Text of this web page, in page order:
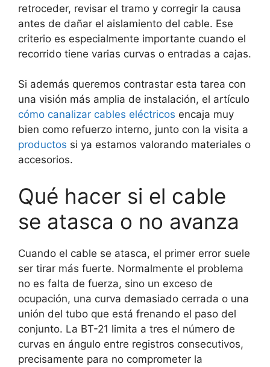
retroceder, revisar el tramo y corregir la causa
antes de dañar el aislamiento del cable. Ese
criterio es especialmente importante cuando el
recorrido tiene varias curvas o entradas a cajas.
Si además queremos contrastar esta tarea con
una visión más amplia de instalación, el artículo
cómo canalizar cables eléctricos encaja muy
bien como refuerzo interno, junto con la visita a
productos si ya estamos valorando materiales o
accesorios.
Qué hacer si el cable
se atasca o no avanza
Cuando el cable se atasca, el primer error suele
ser tirar más fuerte. Normalmente el problema
no es falta de fuerza, sino un exceso de
ocupación, una curva demasiado cerrada o una
unión del tubo que está frenando el paso del
conjunto. La BT-21 limita a tres el número de
curvas en ángulo entre registros consecutivos,
precisamente para no comprometer la